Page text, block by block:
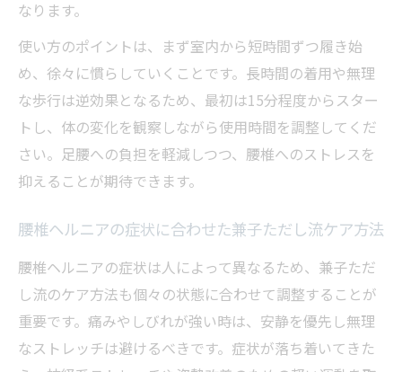
なります。
使い方のポイントは、まず室内から短時間ずつ履き始
め、徐々に慣らしていくことです。長時間の着用や無理
な歩行は逆効果となるため、最初は15分程度からスター
トし、体の変化を観察しながら使用時間を調整してくだ
さい。足腰への負担を軽減しつつ、腰椎へのストレスを
抑えることが期待できます。
腰椎ヘルニアの症状に合わせた兼子ただし流ケア方法
腰椎ヘルニアの症状は人によって異なるため、兼子ただ
し流のケア方法も個々の状態に合わせて調整することが
重要です。痛みやしびれが強い時は、安静を優先し無理
なストレッチは避けるべきです。症状が落ち着いてきた